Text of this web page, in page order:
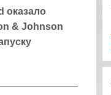
оказало
& Johnson